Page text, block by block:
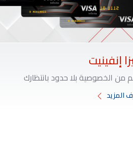
إنفينيت
من الخصوصية بلا حدود بانتظارك
المزيد